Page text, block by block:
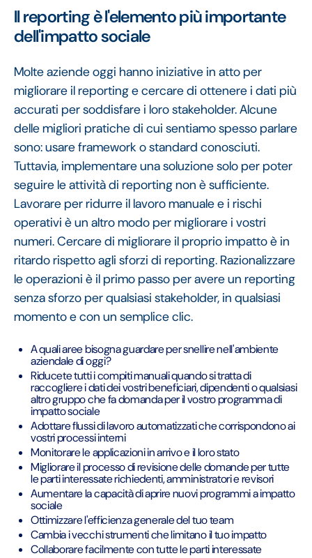
Il reporting è l'elemento più importante
dell'impatto sociale
Molte aziende oggi hanno iniziative in atto per
migliorare il reporting e cercare di ottenere i dati più
accurati per soddisfare i loro stakeholder. Alcune
delle migliori pratiche di cui sentiamo spesso parlare
sono: usare framework o standard conosciuti.
Tuttavia, implementare una soluzione solo per poter
seguire le attività di reporting non è sufficiente.
Lavorare per ridurre il lavoro manuale e i rischi
operativi è un altro modo per migliorare i vostri
numeri. Cercare di migliorare il proprio impatto è in
ritardo rispetto agli sforzi di reporting. Razionalizzare
le operazioni è il primo passo per avere un reporting
senza sforzo per qualsiasi stakeholder, in qualsiasi
momento e con un semplice clic.
A quali aree bisogna guardare per snellire nell'ambiente
aziendale di oggi?
Riducete tutti i compiti manuali quando si tratta di
raccogliere i dati dei vostri beneficiari, dipendenti o qualsiasi
altro gruppo che fa domanda per il vostro programma di
impatto sociale
Adottare flussi di lavoro automatizzati che corrispondono ai
vostri processi interni
Monitorare le applicazioni in arrivo e il loro stato
Migliorare il processo di revisione delle domande per tutte
le parti interessate richiedenti, amministratori e revisori
Aumentare la capacità di aprire nuovi programmi a impatto
sociale
Ottimizzare l'efficienza generale del tuo team
Cambia i vecchi strumenti che limitano il tuo impatto
Collaborare facilmente con tutte le parti interessate